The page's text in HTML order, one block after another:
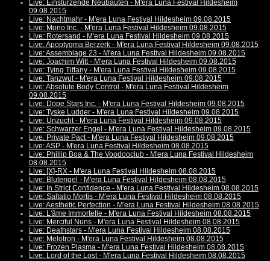
Live: Einstürzende Neubauten - M'era Luna Festival Hildesheim
09.08.2015
Live: Nachtmahr - M'era Luna Festival Hildesheim 09.08.2015
Live: Mono Inc. - M'era Luna Festival Hildesheim 09.08.2015
Live: Rotersand - M'era Luna Festival Hildesheim 09.08.2015
Live: Apoptygma Berzerk - M'era Luna Festival Hildesheim 09.08.2015
Live: Assemblage 23 - M'era Luna Festival Hildesheim 09.08.2015
Live: Joachim Witt - M'era Luna Festival Hildesheim 09.08.2015
Live: Tying Tiffany - M'era Luna Festival Hildesheim 09.08.2015
Live: Tanzwut - M'era Luna Festival Hildesheim 09.08.2015
Live: Absolute Body Control - M'era Luna Festival Hildesheim
09.08.2015
Live: Dope Stars Inc. - M'era Luna Festival Hildesheim 09.08.2015
Live: Tyske Ludder - M'era Luna Festival Hildesheim 09.08.2015
Live: Unzucht - M'era Luna Festival Hildesheim 09.08.2015
Live: Schwarzer Engel - M'era Luna Festival Hildesheim 09.08.2015
Live: Private Pact - M'era Luna Festival Hildesheim 09.08.2015
Live: ASP - M'era Luna Festival Hildesheim 08.08.2015
Live: Phillip Boa & The Voodooclub - M'era Luna Festival Hildesheim
08.08.2015
Live: [X]-RX - M'era Luna Festival Hildesheim 08.08.2015
Live: Blutengel - M'era Luna Festival Hildesheim 08.08.2015
Live: In Strict Confidence - M'era Luna Festival Hildesheim 08.08.2015
Live: Saltatio Mortis - M'era Luna Festival Hildesheim 08.08.2015
Live: Aesthetic Perfection - M'era Luna Festival Hildesheim 08.08.2015
Live: L'âme Immortelle - M'era Luna Festival Hildesheim 08.08.2015
Live: Merciful Nuns - M'era Luna Festival Hildesheim 08.08.2015
Live: Deathstars - M'era Luna Festival Hildesheim 08.08.2015
Live: Melotron - M'era Luna Festival Hildesheim 08.08.2015
Live: Frozen Plasma - M'era Luna Festival Hildesheim 08.08.2015
Live: Lord of the Lost - M'era Luna Festival Hildesheim 08.08.2015